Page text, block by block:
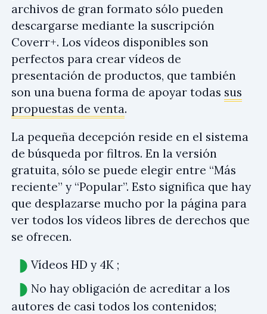
archivos de gran formato sólo pueden
descargarse mediante la suscripción
Coverr+. Los vídeos disponibles son
perfectos para crear vídeos de
presentación de productos, que también
son una buena forma de apoyar todas sus
propuestas de venta.
La pequeña decepción reside en el sistema
de búsqueda por filtros. En la versión
gratuita, sólo se puede elegir entre “Más
reciente” y “Popular”. Esto significa que hay
que desplazarse mucho por la página para
ver todos los vídeos libres de derechos que
se ofrecen.
Vídeos HD y 4K ;
No hay obligación de acreditar a los
autores de casi todos los contenidos;